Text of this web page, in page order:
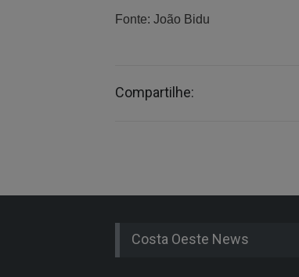
Fonte: João Bidu
Compartilhe:
Costa Oeste News